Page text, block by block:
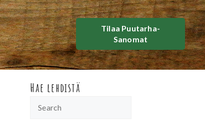
Tilaa Puutarha-
Sanomat
Hae lehdistä